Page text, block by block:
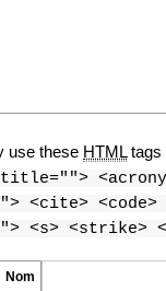
use these HTMLtags
<cite> <code>
<s> <strike>
Nom